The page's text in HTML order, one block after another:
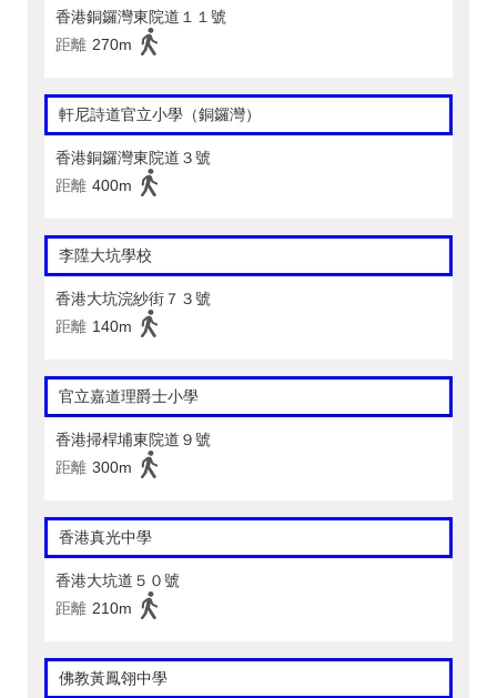
香港銅鑼灣東院道１１號
距離 270m
軒尼詩道官立小學（銅鑼灣）
香港銅鑼灣東院道３號
距離 400m
李陞大坑學校
香港大坑浣紗街７３號
距離 140m
官立嘉道理爵士小學
香港掃桿埔東院道９號
距離 300m
香港真光中學
香港大坑道５０號
距離 210m
佛教黃鳳翎中學